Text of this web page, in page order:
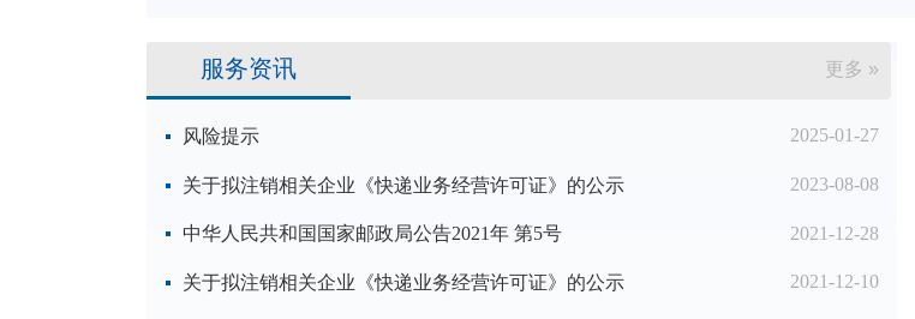
服务资讯 更多 »
风险提示 2025-01-27
关于拟注销相关企业《快递业务经营许可证》的公示 2023-08-08
中华人民共和国国家邮政局公告2021年 第5号 2021-12-28
关于拟注销相关企业《快递业务经营许可证》的公示 2021-12-10